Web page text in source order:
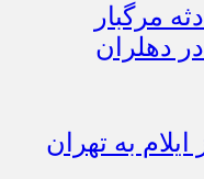
مرگبار
دهلران
ایلام به تهران